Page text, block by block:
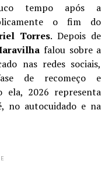
tempo após a
o fim do
Torres. Depois de
falou sobre a
nas redes sociais,
de recomeço e
ela, 2026 representa
no autocuidado e na